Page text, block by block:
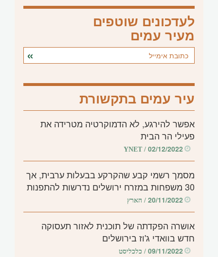
לעדכונים שוטפים
מעיר עמים
עיר עמים בתקשורת
אפשר להירגע, לא הדמוקרטיה מטרידה את
פעילי הר הבית
02/12/2022
/ YNET
מסמך רשמי קבע שהקרקע בבעלות ערבית, אך
30 משפחות במזרח ירושלים נדרשות להתפנות
20/11/2022/ הארץ
אושרה הפקדתה של תוכנית לאזור תעסוקה
חדש בוואדי ג'וז בירושלים
09/11/2022/ כלכליסט